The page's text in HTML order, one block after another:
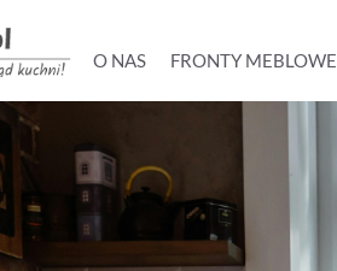
O NAS FRONTY MEBLOWE